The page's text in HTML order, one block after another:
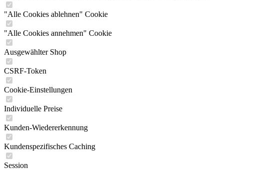
"Alle Cookies ablehnen" Cookie
"Alle Cookies annehmen" Cookie
Ausgewählter Shop
CSRF-Token
Cookie-Einstellungen
Individuelle Preise
Kunden-Wiedererkennung
Kundenspezifisches Caching
Session